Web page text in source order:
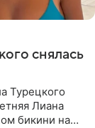
снялась
Турецкого
Лиана
бикини на